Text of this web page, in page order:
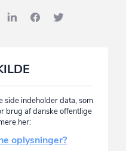
side indeholder data, som
brug af danske offentlige
her:
oplysninger?